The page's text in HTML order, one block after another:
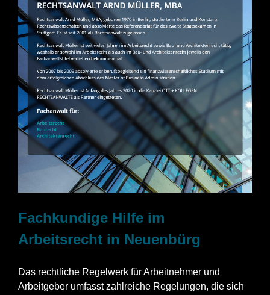
Fachkundige Hilfe im
Arbeitsrecht in Neuenbürg
Das rechtliche Regelwerk für Arbeitnehmer und
Arbeitgeber umfasst zahlreiche Regelungen, die sich